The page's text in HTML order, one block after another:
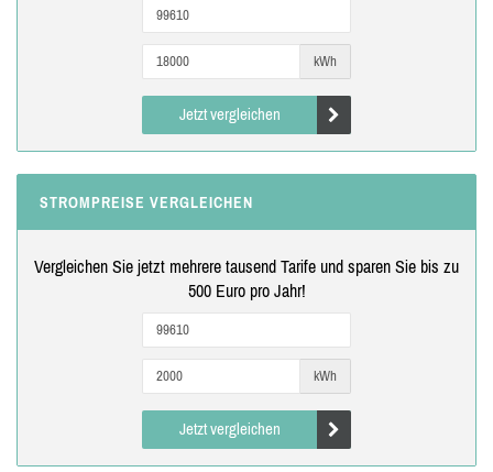
kWh
Jetzt vergleichen
STROMPREISE VERGLEICHEN
Vergleichen Sie jetzt mehrere tausend Tarife und sparen Sie bis zu
500 Euro pro Jahr!
kWh
Jetzt vergleichen